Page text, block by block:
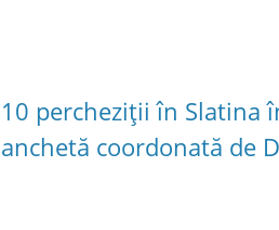
10 percheziții în Slatina
anchetă coordonată de